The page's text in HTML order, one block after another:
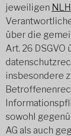
jeweiligen NLH
über die
Art. 26
insbesondere
sowohl
AG als auch